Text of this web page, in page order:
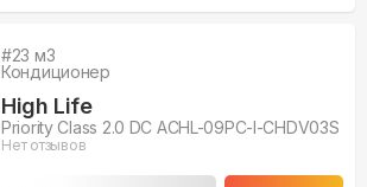
#23 м3
Кондиционер
High Life
Priority Class 2.0 DC ACHL-09PС-I-CHDV03S
Нет отзывов